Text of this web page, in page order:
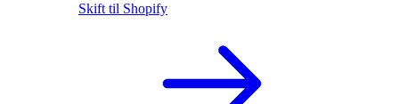
Skift til Shopify